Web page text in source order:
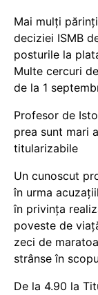
Mai mulți
deciziei ISMB
posturile la
Multe cercuri
de la 1
Profesor de
prea sunt mari
titularizabile
Un cunoscut
în urma
în privința
poveste de
zeci de
strânse în
De la 4.90 la